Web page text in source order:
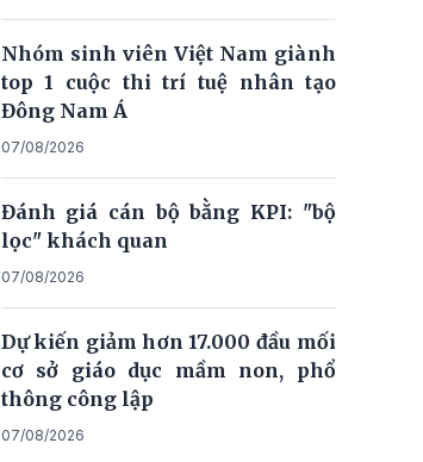
Nhóm sinh viên Việt Nam giành
top 1 cuộc thi trí tuệ nhân tạo
Đông Nam Á
07/08/2026
Đánh giá cán bộ bằng KPI: "bộ
lọc" khách quan
07/08/2026
Dự kiến giảm hơn 17.000 đầu mối
cơ sở giáo dục mầm non, phổ
thông công lập
07/08/2026